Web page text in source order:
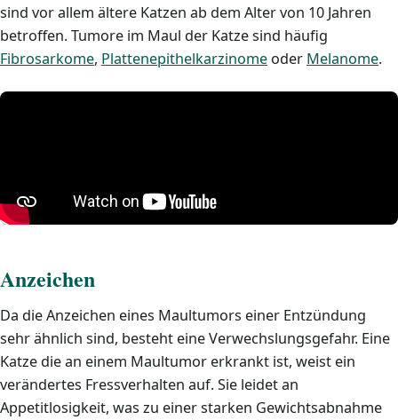
sind vor allem ältere Katzen ab dem Alter von 10 Jahren
betroffen. Tumore im Maul der Katze sind häufig
Fibrosarkome, Plattenepithelkarzinome oder Melanome.
Anzeichen
Da die Anzeichen eines Maultumors einer Entzündung
sehr ähnlich sind, besteht eine Verwechslungsgefahr. Eine
Katze die an einem Maultumor erkrankt ist, weist ein
verändertes Fressverhalten auf. Sie leidet an
Appetitlosigkeit, was zu einer starken Gewichtsabnahme